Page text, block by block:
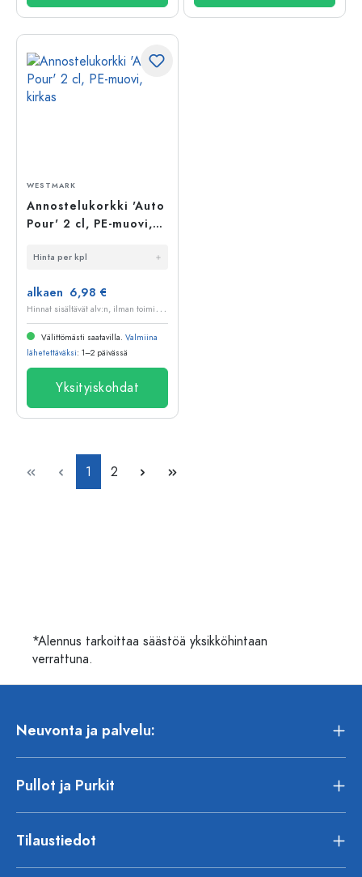
WESTMARK
Annostelukorkki 'Auto
Pour' 2 cl, PE-muovi,
Hinta per kpl
alkaen 6,98 €
H
innat sisältävät alv:n, ilman toimituskuluja
Välittömästi saatavilla. Valmiina
lähetettäväksi: 1–2 päivässä
Yksityiskohdat
Sivu
1 Sivu
2
*Alennus tarkoittaa säästöä yksikköhintaan
verrattuna.
Neuvonta ja palvelu:
Pullot ja Purkit
Tilaustiedot